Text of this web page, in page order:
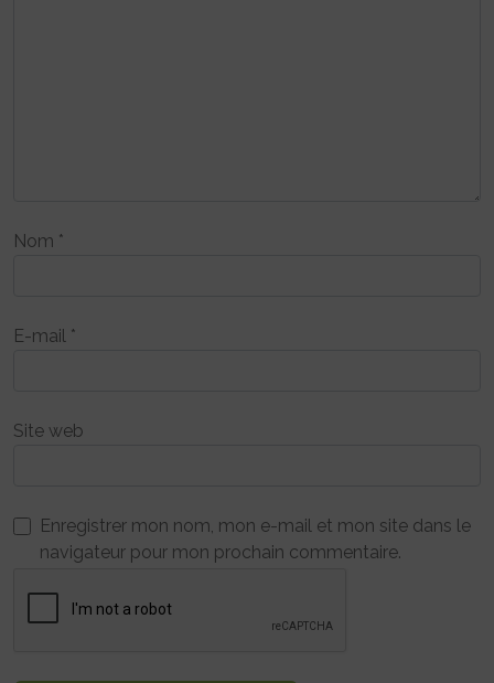
Nom *
E-mail *
Site web
Enregistrer mon nom, mon e-mail et mon site dans le
navigateur pour mon prochain commentaire.